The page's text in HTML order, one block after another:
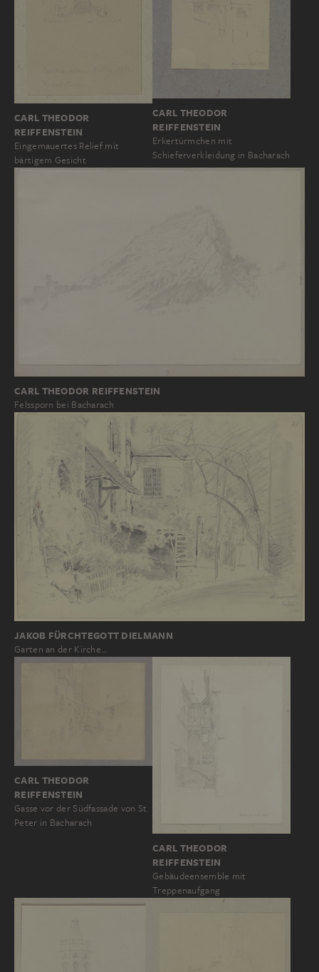
CARL THEODOR
REIFFENSTEIN
Eingemauertes Relief mit
bärtigem Gesicht
CARL THEODOR
REIFFENSTEIN
Erkertürmchen mit
Schieferverkleidung in Bacharach
CARL THEODOR REIFFENSTEIN
Felssporn bei Bacharach
JAKOB FÜRCHTEGOTT DIELMANN
Garten an der Kirche…
CARL THEODOR
REIFFENSTEIN
Gasse vor der Südfassade von St.
Peter in Bacharach
CARL THEODOR
REIFFENSTEIN
Gebäudeensemble mit
Treppenaufgang